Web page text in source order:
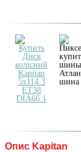
Опис Kapitan